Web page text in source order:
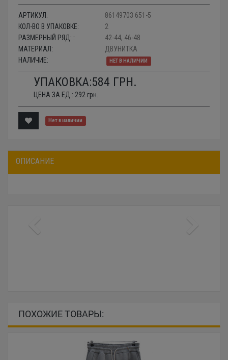
АРТИКУЛ:
86149703 651-5
КОЛ-ВО В УПАКОВКЕ:
2
РАЗМЕРНЫЙ РЯД: :
42-44, 46-48
МАТЕРИАЛ:
ДВУНИТКА
НАЛИЧИЕ:
НЕТ В НАЛИЧИИ
УПАКОВКА:584 ГРН.
ЦЕНА ЗА ЕД.: 292 грн.
Нет в наличии
ОПИСАНИЕ
ПОХОЖИЕ ТОВАРЫ: